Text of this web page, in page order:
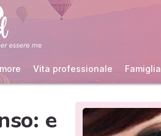
Vita professionale Famiglia
e